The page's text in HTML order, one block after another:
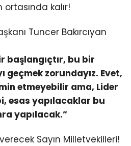
ortasında kalır!
Tuncer Bakırcıyan
başlangıçtır, bu bir
geçmek zorundayız. Evet,
etmeyebilir ama, Lider
esas yapılacaklar bu
yapılacak.”
Sayın Milletvekilleri!